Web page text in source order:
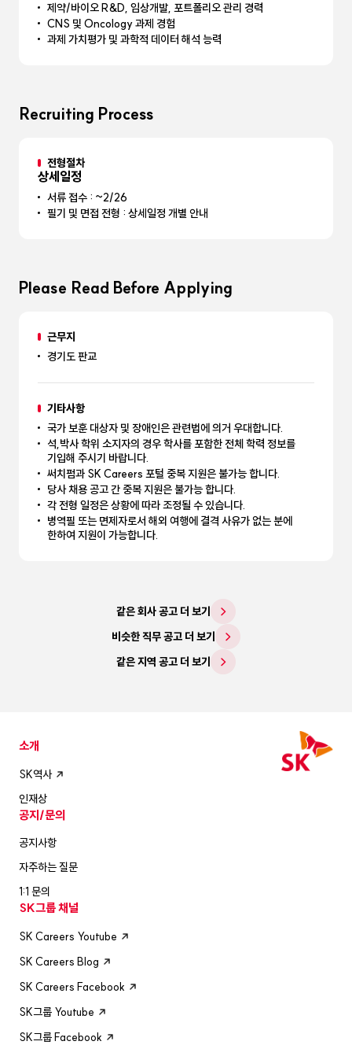
제약/바이오 R&D, 임상개발, 포트폴리오 관리 경력
CNS 및 Oncology 과제 경험
과제 가치평가 및 과학적 데이터 해석 능력
Recruiting Process
전형절차
상세일정
서류 접수 : ~2/26
필기 및 면접 전형 : 상세일정 개별 안내
Please Read Before Applying
근무지
경기도 판교
기타사항
국가 보훈 대상자 및 장애인은 관련법에 의거 우대합니다.
석,박사 학위 소지자의 경우 학사를 포함한 전체 학력 정보를
기입해 주시기 바랍니다.
써치펌과 SK Careers 포털 중복 지원은 불가능 합니다.
당사 채용 공고 간 중복 지원은 불가능 합니다.
각 전형 일정은 상황에 따라 조정될 수 있습니다.
병역필 또는 면제자로서 해외 여행에 결격 사유가 없는 분에
한하여 지원이 가능합니다.
같은 회사 공고 더 보기
비슷한 직무 공고 더 보기
같은 지역 공고 더 보기
소개
SK역사
인재상
공지/문의
공지사항
자주하는 질문
1:1 문의
SK그룹 채널
SK Careers Youtube
SK Careers Blog
SK Careers Facebook
SK그룹 Youtube
SK그룹 Facebook